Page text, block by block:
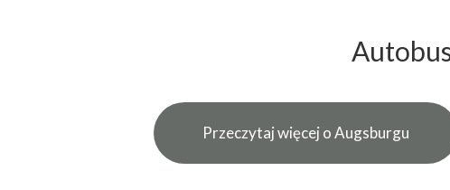
Przeczytaj więcej o Augsburgu